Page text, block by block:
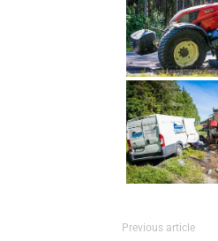
Previous article